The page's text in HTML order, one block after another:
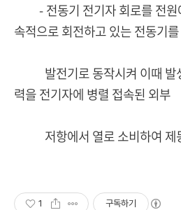
- 전동기 전기자 회로를 전원
속적으로 회전하고 있는 전동기를
발전기로 동작시켜 이때 발
력을 전기자에 병렬 접속된 외부
저항에서 열로 소비하여 제
1 구독하기